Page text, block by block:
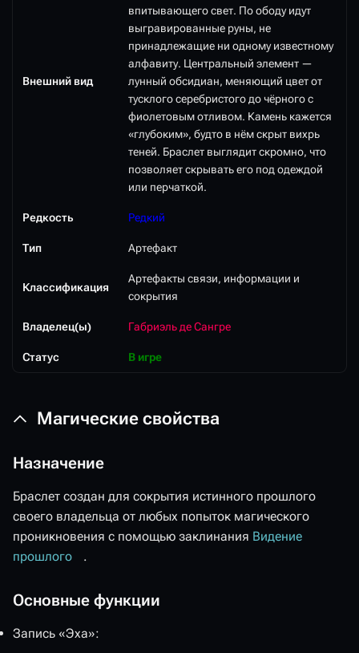
Внешний вид
впитывающего свет. По ободу идут
выгравированные руны, не
принадлежащие ни одному известному
алфавиту. Центральный элемент —
лунный обсидиан, меняющий цвет от
тусклого серебристого до чёрного с
фиолетовым отливом. Камень кажется
«глубоким», будто в нём скрыт вихрь
теней. Браслет выглядит скромно, что
позволяет скрывать его под одеждой
или перчаткой.
Редкость Редкий
Тип Артефакт
Классификация
Артефакты связи, информации и
сокрытия
Владелец(ы) Габриэль де Сангре
Статус В игре
Магические свойства
Назначение
Браслет создан для сокрытия истинного прошлого
своего владельца от любых попыток магического
проникновения с помощью заклинания Видение
прошлого
.
Основные функции
Запись «Эха»: